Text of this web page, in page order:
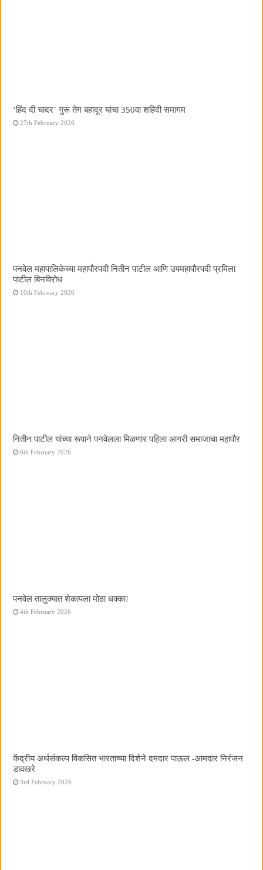
‘हिंद दी चादर’ गुरू तेग बहादूर यांचा 350वा शहिदी समागम
27th February 2026
पनवेल महापालिकेच्या महापौरपदी नितीन पाटील आणि उपमहापौरपदी प्रमिला
पाटील बिनविरोध
10th February 2026
नितीन पाटील यांच्या रूपाने पनवेलला मिळणार पहिला आगरी समाजाचा महापौर
6th February 2026
पनवेल तालुक्यात शेकापला मोठा धक्का!
4th February 2026
केंद्रीय अर्थसंकल्प विकसित भारताच्या दिशेने दमदार पाऊल -आमदार निरंजन
डावखरे
3rd February 2026